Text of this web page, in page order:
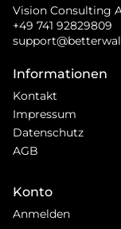
Vision Consulting
+49 741 92829809
Informationen
Kontakt
Impressum
Datenschutz
AGB
Konto
Anmelden